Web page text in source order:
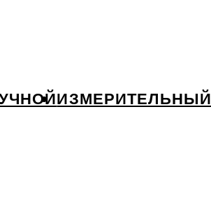
ИЗМЕРИТЕЛЬНЫЙ